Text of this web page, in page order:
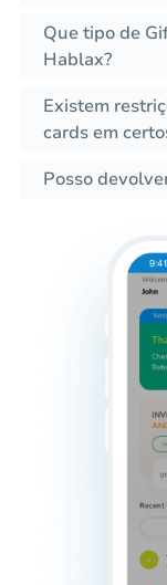
Que tipo de
Hablax?
Existem
cards em
Posso